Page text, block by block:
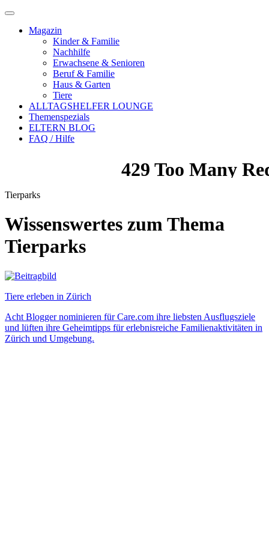
Magazin
Kinder & Familie
Nachhilfe
Erwachsene & Senioren
Beruf & Familie
Haus & Garten
Tiere
ALLTAGSHELFER LOUNGE
Themenspezials
ELTERN BLOG
FAQ / Hilfe
Tierparks
Wissenswertes zum Thema
Tierparks
Tiere erleben in Zürich
Acht Blogger nominieren für Care.com ihre liebsten Ausflugsziele
und lüften ihre Geheimtipps für erlebnisreiche Familienaktivitäten in
Zürich und Umgebung.